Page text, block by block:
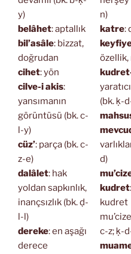
y)
belâhet: aptallık
bil’asâle: bizzat,
doğrudan
cihet: yön
cilve-i akis:
yansımanın
görüntüsü (bk. c-
l-y)
cüz’: parça (bk. c-
z-e)
dalâlet: hak
yoldan sapkınlık,
inançsızlık (bk. ḍ-
l-l)
dereke: en aşağı
derece
n)
katre:
(bk. ḳ-
d)
kudret
kudret
c-z; ḳ-